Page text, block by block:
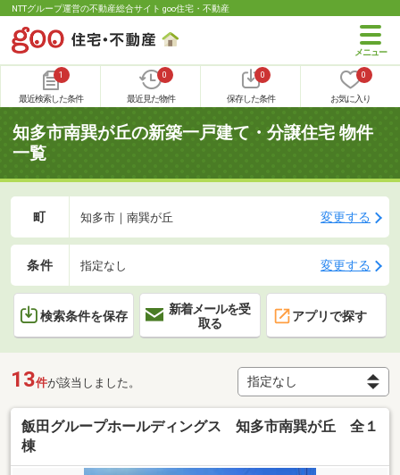
NTTグループ運営の不動産総合サイト goo住宅・不動産
1
最近検索した条件
0
最近見た物件
0
保存した条件
0
お気に入り
知多市南巽が丘の新築一戸建て・分譲住宅 物件
一覧
町 知多市｜南巽が丘 変更する
条件 指定なし 変更する
検索条件を保存
新着メールを受
取る
アプリで探す
13件が該当しました。
飯田グループホールディングス 知多市南巽が丘 全１
棟